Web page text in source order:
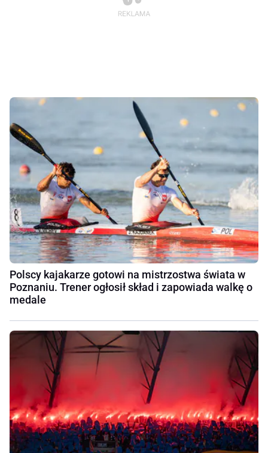
Polscy kajakarze gotowi na mistrzostwa świata w
Poznaniu. Trener ogłosił skład i zapowiada walkę o
medale